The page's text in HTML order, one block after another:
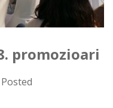
promozioari
Posted